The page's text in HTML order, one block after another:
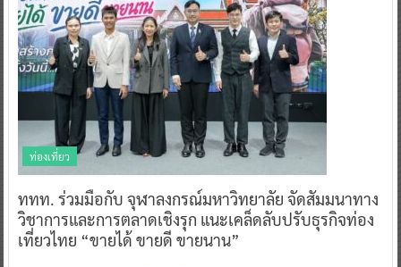
ท่องเที่ยว
ททท. ร่วมมือกับ จุฬาลงกรณ์มหาวิทยาลัย จัดสัมมนาทาง
วิชาการและการตลาดเชิงรุก แนะเคล็ดลับปรับธุรกิจท่อง
เที่ยวไทย “ขายได้ ขายดี ขายนาน”